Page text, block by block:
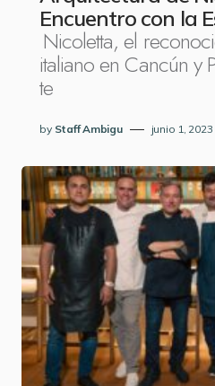
Encuentro con la
Nicoletta, el
italiano en Cancún y
te
by Staff Ambigu junio 1, 2023